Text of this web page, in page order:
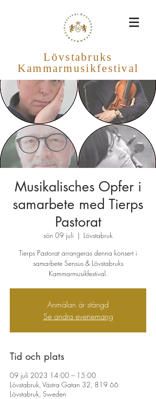
Lövstabruks
Kammarmusikfestival
Musikalisches Opfer i
samarbete med Tierps
Pastorat
sön 09 juli
  |
Lövstabruk
Tierps Pastorat arrangeras denna konsert i
samarbete Sensus & Lövstabruks
Kammarmusikfestival.
Anmälan är stängd
Se andra evenemang
Tid och plats
09 juli 2023 14:00 – 15:00
Lövstabruk, Västra Gatan 32, 819 66
Lövstabruk, Sweden